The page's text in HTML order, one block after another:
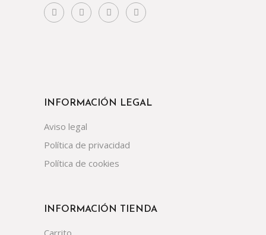
INFORMACIÓN LEGAL
Aviso legal
Política de privacidad
Política de cookies
INFORMACIÓN TIENDA
Carrito